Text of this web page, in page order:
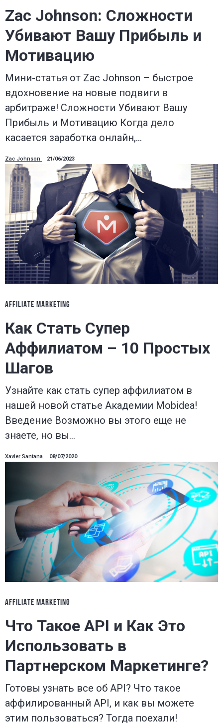
Zac Johnson: Сложности
Убивают Вашу Прибыль и
Мотивацию
Мини-статья от Zac Johnson – быстрое
вдохновение на новые подвиги в
арбитраже! Сложности Убивают Вашу
Прибыль и Мотивацию Когда дело
касается заработка онлайн,…
Zac Johnson 21/06/2023
AFFILIATE MARKETING
Как Стать Супер
Аффилиатом – 10 Простых
Шагов
Узнайте как стать супер аффилиатом в
нашей новой статье Академии Mobidea!
Введение Возможно вы этого еще не
знаете, но вы…
Xavier Santana 08/07/2020
AFFILIATE MARKETING
Что Такое API и Как Это
Использовать в
Партнерском Маркетинге?
Готовы узнать все об API? Что такое
аффилированный API, и как вы можете
этим пользоваться? Тогда поехали!